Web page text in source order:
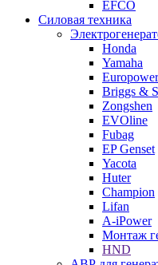
EFCO
Силовая техника
Honda
Yamaha
Europower
Briggs &
Zongshen
EVOline
Fubag
EP Genset
Yacota
Huter
Champion
Lifan
A-iPower
Монтаж
HND